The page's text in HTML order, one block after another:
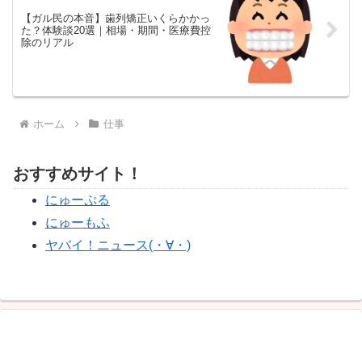
【ガル民の本音】歯列矯正いくらかかっ
た？体験談20選｜相場・期間・医療費控
除のリアル
ホーム 仕事
おすすめサイト！
にゅーぷる
にゅーもふ
ヤバイ！ニュース(・∀・)